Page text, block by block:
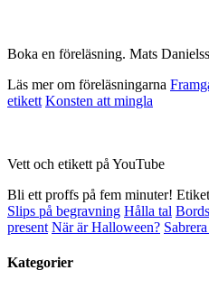
Boka en föreläsning. Mats
Läs mer om föreläsningarna
etikett Konsten att mingla
Vett och etikett på YouTube
Bli ett proffs på fem minuter!
Slips på begravning Hålla tal
present När är Halloween?
Kategorier